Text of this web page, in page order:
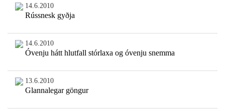
14.6.2010
Rússnesk gyðja
14.6.2010
Óvenju hátt hlutfall stórlaxa og óvenju snemma
13.6.2010
Glannalegar göngur